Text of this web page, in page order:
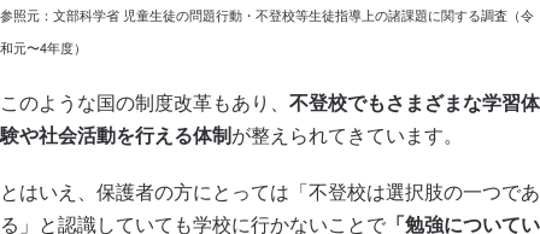
参照元：文部科学省 児童生徒の問題行動・不登校等生徒指導上の諸課題に関する調査（令
和元〜4年度）
このような国の制度改革もあり、 不登校でもさまざまな学習体
験や社会活動を行える体制が整えられてきています。
とはいえ、保護者の方にとっては「不登校は選択肢の一つであ
る」と認識していても学校に行かないことで 「勉強についてい